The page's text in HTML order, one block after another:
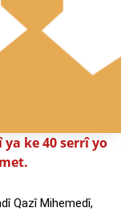
ke 40 serrî yo
Qazî Mihemedî,